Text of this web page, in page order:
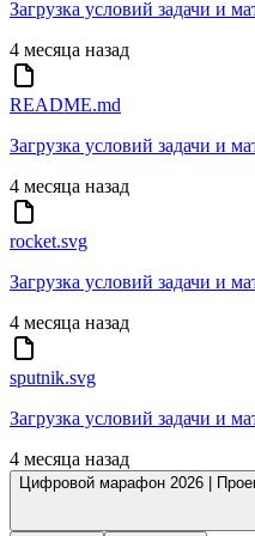
Загрузка условий задачи и
4 месяца назад
README.md
Загрузка условий задачи и
4 месяца назад
rocket.svg
Загрузка условий задачи и
4 месяца назад
sputnik.svg
Загрузка условий задачи и
4 месяца назад
Цифровой марафон 2026 |